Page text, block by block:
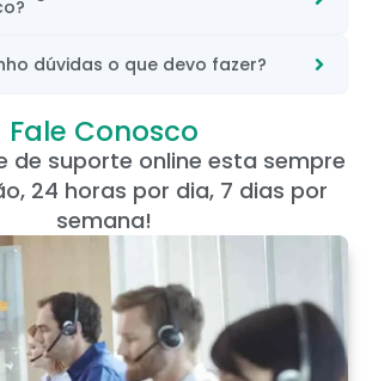
dúvidas o que devo fazer?
Fale Conosco
de suporte online esta sempre
24 horas por dia, 7 dias por
semana!